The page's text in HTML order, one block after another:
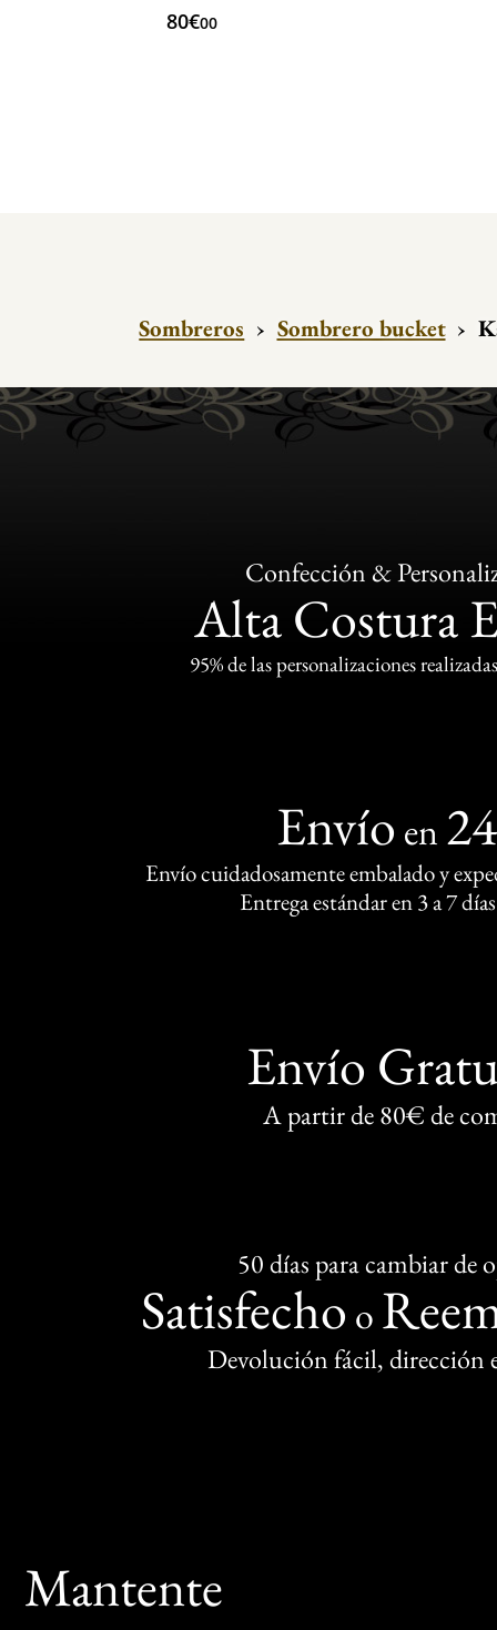
80€00
Sombreros › Sombrero bucket ›
Confección &
Alta Costura
95% de las personalizaciones
Envío en
Envío cuidadosamente embalado y
Entrega estándar en 3 a 7
Envío
A partir de 80€ de
50 días para cambiar de
Satisfecho o
Devolución fácil, dirección
Mantente